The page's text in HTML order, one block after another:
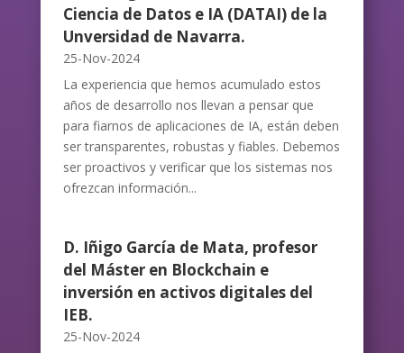
Ciencia de Datos e IA (DATAI) de la
Unversidad de Navarra.
25-Nov-2024
La experiencia que hemos acumulado estos
años de desarrollo nos llevan a pensar que
para fiarnos de aplicaciones de IA, están deben
ser transparentes, robustas y fiables. Debemos
ser proactivos y verificar que los sistemas nos
ofrezcan información...
D. Iñigo García de Mata, profesor
del Máster en Blockchain e
inversión en activos digitales del
IEB.
25-Nov-2024